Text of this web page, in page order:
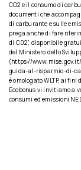
CO2 e il consumo di
documenti che
di carburante e sulle
prega anche di fare
di C02”, disponibile
del Ministero dello
(https://
guida-al-risparmio-di-
è omologato WLTP, ai
Ecobonus vi invitiamo a
consumi ed emissioni